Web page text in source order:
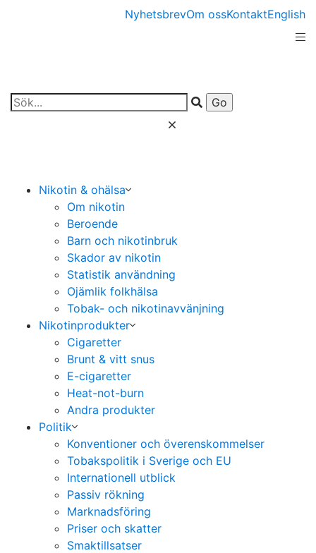
NyhetsbrevOm ossKontaktEnglish
Nikotin & ohälsa
Om nikotin
Beroende
Barn och nikotinbruk
Skador av nikotin
Statistik användning
Ojämlik folkhälsa
Tobak- och nikotinavvänjning
Nikotinprodukter
Cigaretter
Brunt & vitt snus
E-cigaretter
Heat-not-burn
Andra produkter
Politik
Konventioner och överenskommelser
Tobakspolitik i Sverige och EU
Internationell utblick
Passiv rökning
Marknadsföring
Priser och skatter
Smaktillsatser